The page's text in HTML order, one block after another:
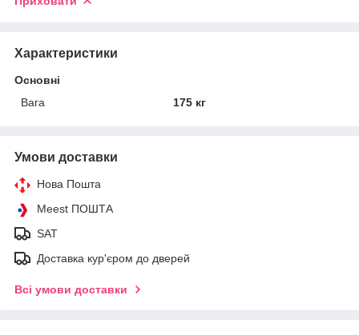
Характеристики
Основні
Вага
175 кг
Умови доставки
Нова Пошта
Meest ПОШТА
SAT
Доставка кур'єром до дверей
Всі умови доставки